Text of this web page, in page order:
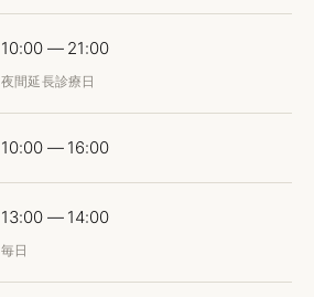
10:00 — 21:00
夜間延長診療日
10:00 — 16:00
13:00 — 14:00
毎日